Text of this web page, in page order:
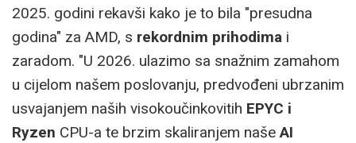
2025. godini rekavši kako je to bila "presudna
godina" za AMD, s rekordnim prihodima i
zaradom. "U 2026. ulazimo sa snažnim zamahom
u cijelom našem poslovanju, predvođeni ubrzanim
usvajanjem naših visokoučinkovitih EPYC i
Ryzen CPU-a te brzim skaliranjem našeAI